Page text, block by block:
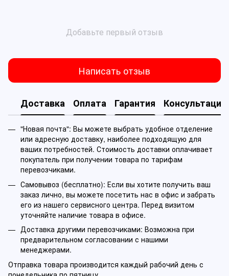
Добавьте первый отзыв
Написать отзыв
Доставка Оплата Гарантия Консультация
"Новая почта": Вы можете выбрать удобное отделение
или адресную доставку, наиболее подходящую для
ваших потребностей. Стоимость доставки оплачивает
покупатель при получении товара по тарифам
перевозчиками.
Самовывоз (бесплатно): Если вы хотите получить ваш
заказ лично, вы можете посетить нас в офис и забрать
его из нашего сервисного центра. Перед визитом
уточняйте наличие товара в офисе.
Доставка другими перевозчиками: Возможна при
предварительном согласовании с нашими
менеджерами.
Отправка товара производится каждый рабочий день с